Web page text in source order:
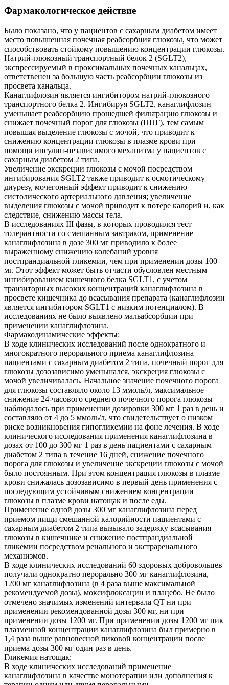
Фармакологическое действие
Было показано, что у пациентов с сахарным диабетом имеет
место повышенная почечная реабсорбция глюкозы, что может
способствовать стойкому повышению концентрации глюкозы.
Натрий-глюкозный транспортный белок 2 (SGLT2),
экспрессируемый в проксимальных почечных канальцах,
ответственен за большую часть реабсорбции глюкозы из
просвета канальца.
Канаглифлозин является ингибитором натрий-глюкозного
транспортного белка 2. Ингибируя SGLT2, канаглифлозин
уменьшает реабсорбцию прошедшей фильтрацию глюкозы и
снижает почечный порог для глюкозы (ППГ), тем самым
повышая выделение глюкозы с мочой, что приводит к
снижению концентрации глюкозы в плазме крови при
помощи инсулин-независимого механизма у пациентов с
сахарным диабетом 2 типа.
Увеличение экскреции глюкозы с мочой посредством
ингибирования SGLT2 также приводит к осмотическому
диурезу, мочегонный эффект приводит к снижению
систолического артериального давления; увеличение
выделения глюкозы с мочой приводит к потере калорий и, как
следствие, снижению массы тела.
В исследованиях III фазы, в которых проводился тест
толерантности со смешанным завтраком, применение
канаглифлозина в дозе 300 мг приводило к более
выраженному снижению колебаний уровня
постпрандиальной гликемии, чем при применении дозы 100
мг. Этот эффект может быть отчасти обусловлен местным
ингибированием кишечного белка SGLT1, с учетом
транзиторных высоких концентраций канаглифлозина в
просвете кишечника до всасывания препарата (канаглифлозин
является ингибитором SGLT1 с низким потенциалом). В
исследованиях не было выявлено мальабсорбции при
применении канаглифлозина.
Фармакодинамические эффекты:
В ходе клинических исследований после однократного и
многократного перорального приема канаглифлозина
пациентами с сахарным диабетом 2 типа, почечный порог для
глюкозы дозозависимо уменьшался, экскреция глюкозы с
мочой увеличивалась. Начальное значение почечного порога
для глюкозы составляло около 13 ммоль/л, максимальное
снижение 24-часового среднего почечного порога глюкозы
наблюдалось при применении дозировки 300 мг 1 раз в день и
составляло от 4 до 5 ммоль/л, что свидетельствует о низком
риске возникновения гипогликемии на фоне лечения. В ходе
клинического исследования применения канаглифлозина в
дозах от 100 до 300 мг 1 раз в день пациентами с сахарным
диабетом 2 типа в течение 16 дней, снижение почечного
порога для глюкозы и увеличение экскреции глюкозы с мочой
было постоянным. При этом концентрация глюкозы в плазме
крови снижалась дозозависимо в первый день применения с
последующим устойчивым снижением концентрации
глюкозы в плазме крови натощак и после еды.
Применение одной дозы 300 мг канаглифлозина перед
приемом пищи смешанной калорийности пациентами с
сахарным диабетом 2 типа вызывало задержку всасывания
глюкозы в кишечнике и снижение постпрандиальной
гликемии посредством ренального и экстраренального
механизмов.
В ходе клинических исследований 60 здоровых добровольцев
получали однократно перорально 300 мг канаглифлозина,
1200 мг канаглифлозина (в 4 раза выше максимальной
рекомендуемой дозы), моксифлоксацин и плацебо. Не было
отмечено значимых изменений интервала QT ни при
применении рекомендованной дозы 300 мг, ни при
применении дозы 1200 мг. При применении дозы 1200 мг пик
плазменной концентрации канаглифлозина был примерно в
1,4 раза выше равновесной пиковой концентрации после
приема дозы 300 мг один раз в день.
Гликемия натощак:
В ходе клинических исследований применение
канаглифлозина в качестве монотерапии или дополнения к